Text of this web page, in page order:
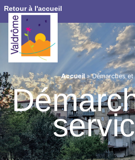
Retour à l'accueil
Accueil»Démarches